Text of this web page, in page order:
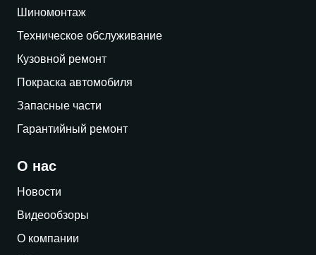
Шиномонтаж
Техническое обслуживание
Кузовной ремонт
Покраска автомобиля
Запасные части
Гарантийный ремонт
О нас
Новости
Видеообзоры
О компании